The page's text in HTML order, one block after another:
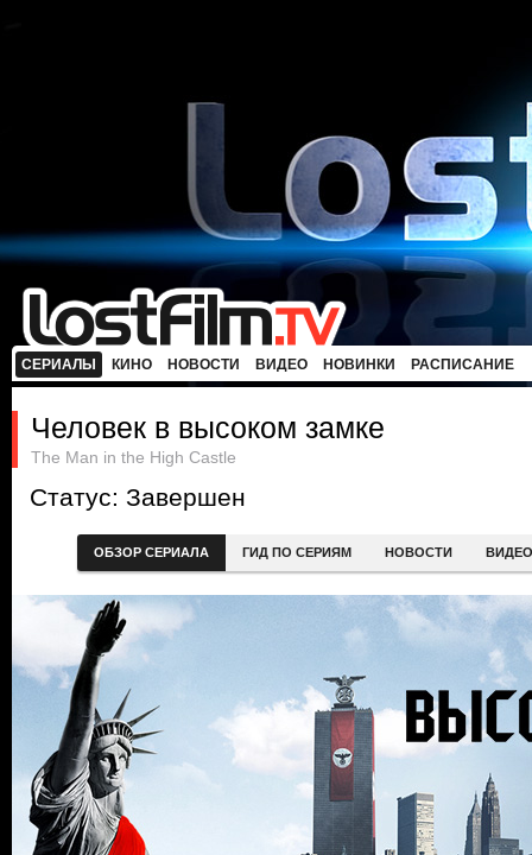
СЕРИАЛЫ КИНО НОВОСТИ ВИДЕО НОВИНКИ РАСПИСАНИЕ
Человек в высоком замке
The Man in the High Castle
Статус: Завершен
ОБЗОР СЕРИАЛА ГИД ПО СЕРИЯМ НОВОСТИ ВИДЕО